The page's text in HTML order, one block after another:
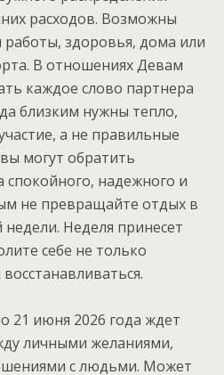
расходов. Возможны
работы, здоровья, дома или
В отношениях Девам
каждое слово партнера
близким нужны тепло,
а не правильные
могут обратить
спокойного, надежного и
не превращайте отдых в
Неделя принесет
себе не только
21 июня 2026 года ждет
личными желаниями,
с людьми. Может